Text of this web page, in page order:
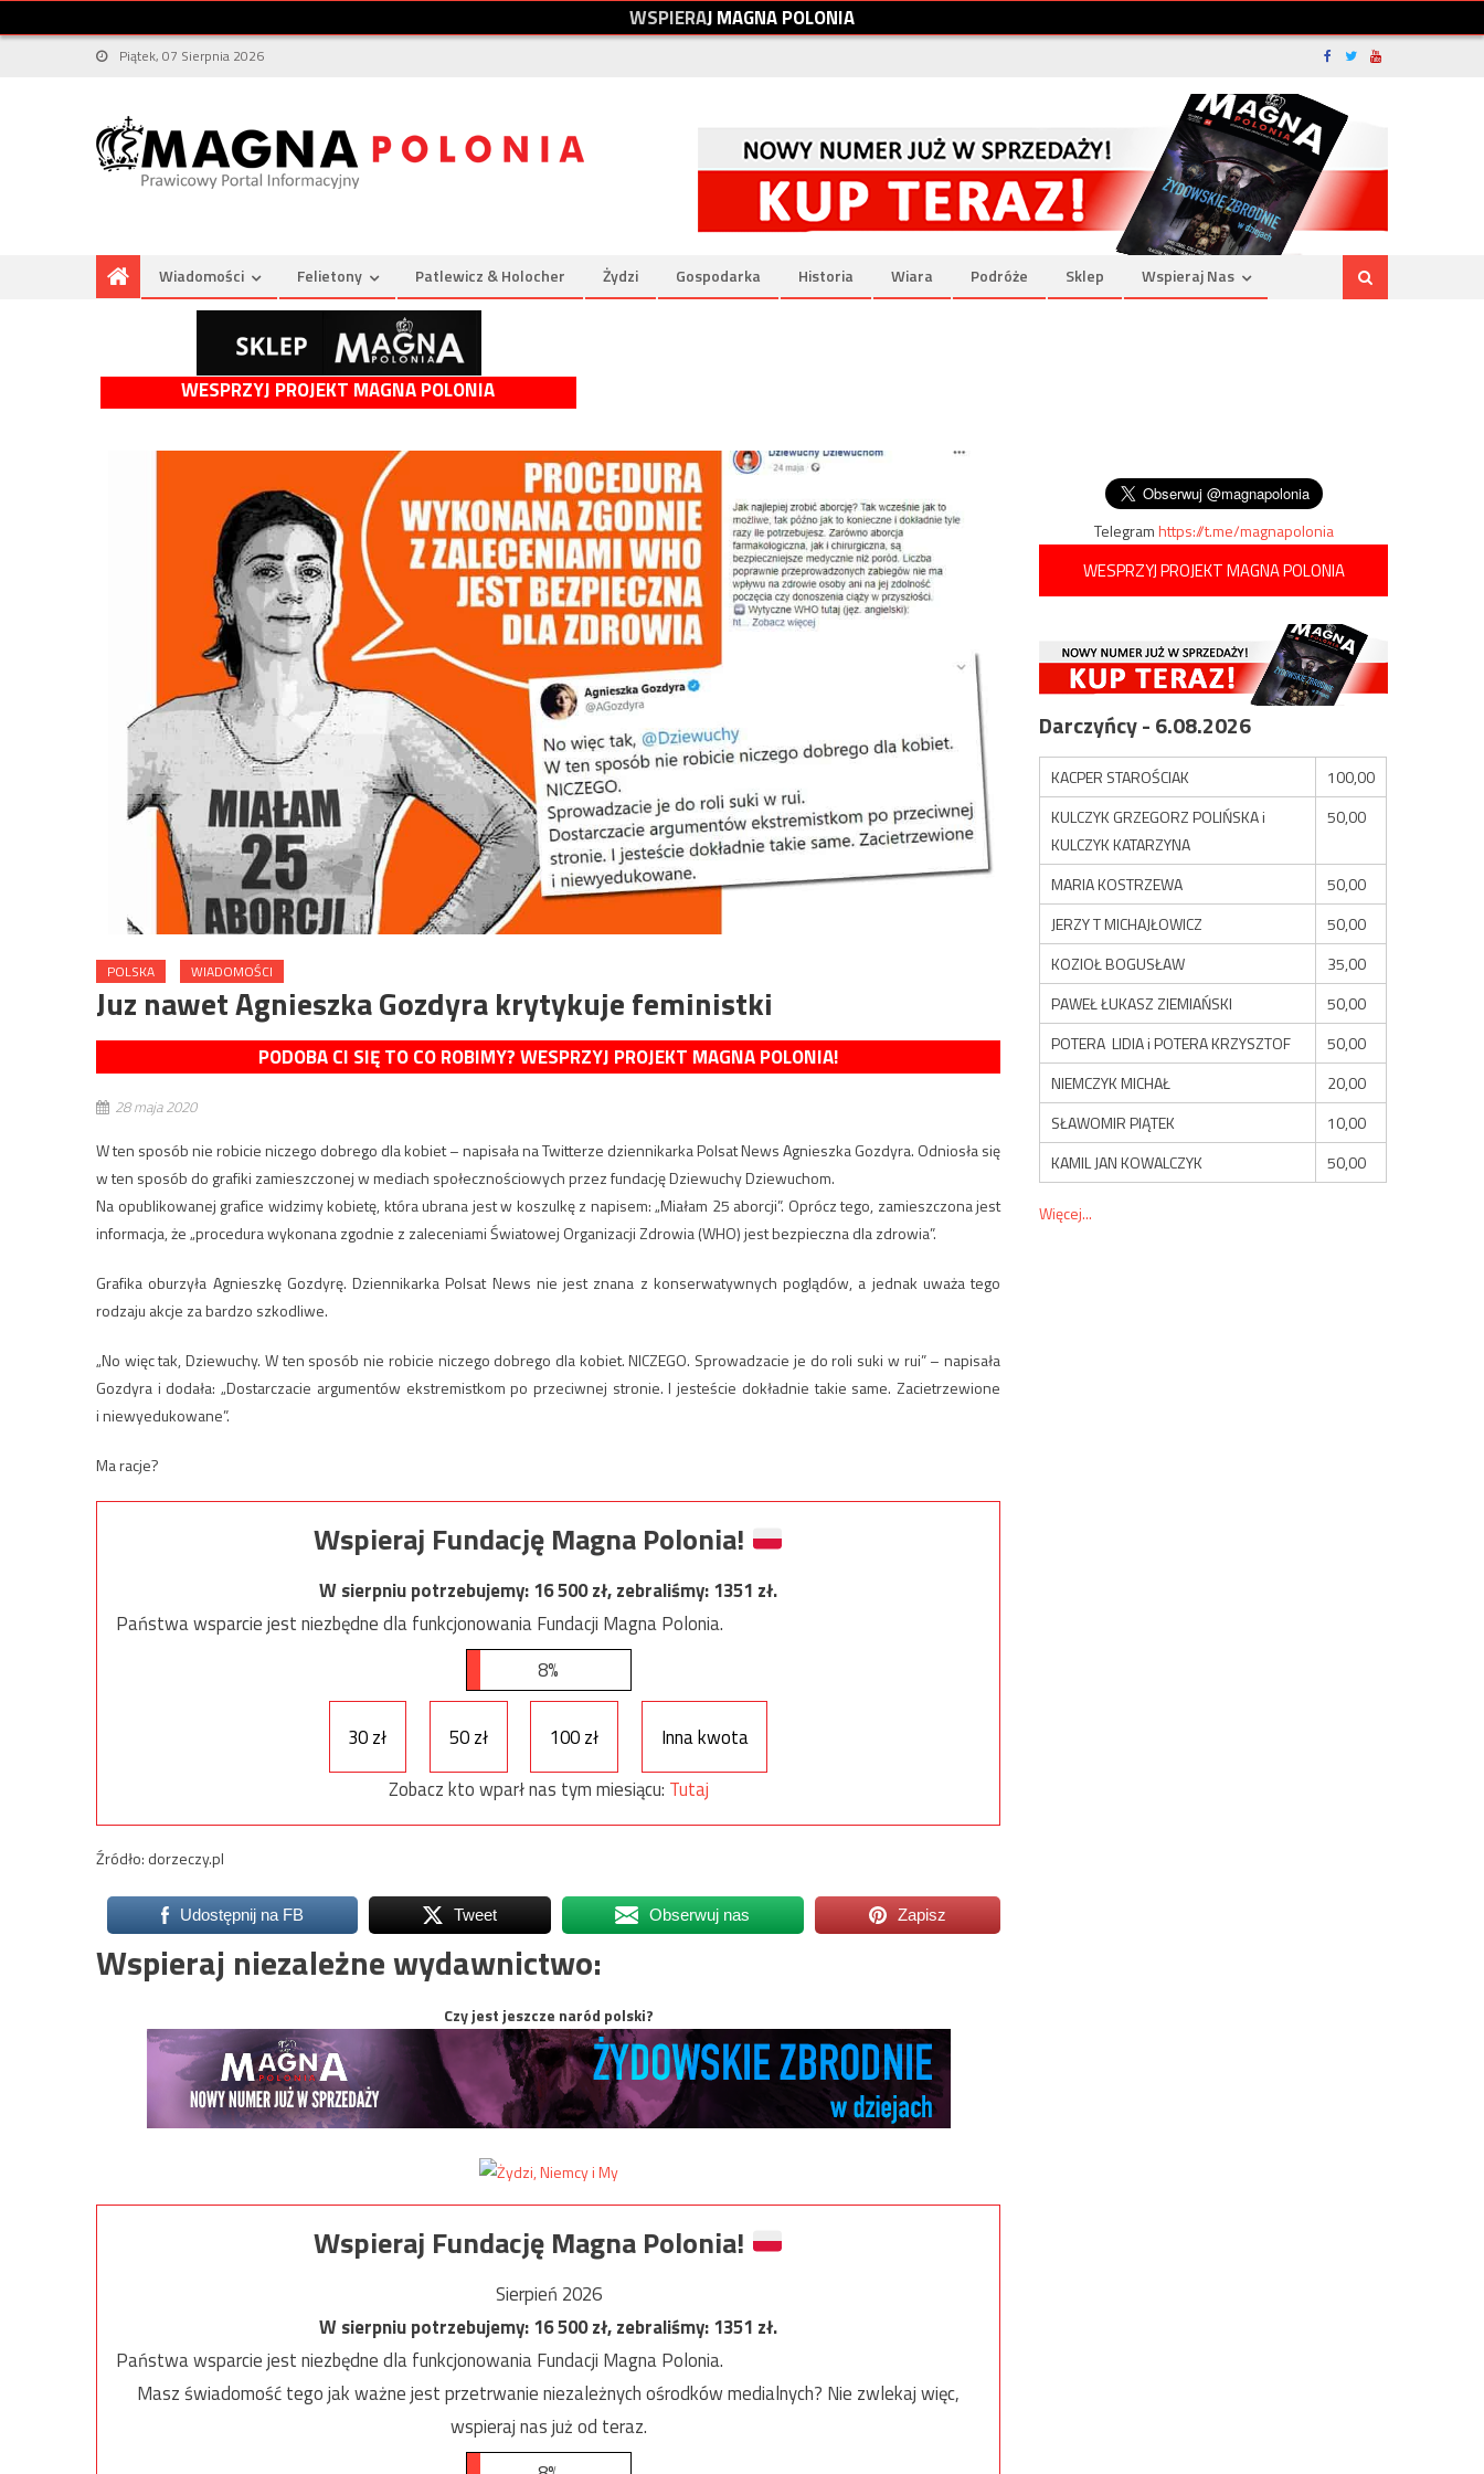
WSPIERAJMAGNAPOLONIA
Piątek, 07 Sierpnia 2026
Wiadomości Felietony Patlewicz & Holocher Żydzi Gospodarka Historia Wiara Podróże Sklep Wspieraj Nas
WESPRZYJ PROJEKT MAGNA POLONIA
POLSKA WIADOMOŚCI
Juz nawet Agnieszka Gozdyra krytykuje feministki
PODOBA CI SIĘ TO CO ROBIMY? WESPRZYJ PROJEKT MAGNA POLONIA!
28 maja 2020
W ten sposób nie robicie niczego dobrego dla kobiet – napisała na Twitterze dziennikarka Polsat News Agnieszka Gozdyra. Odniosła się
w ten sposób do grafiki zamieszczonej w mediach społecznościowych przez fundację Dziewuchy Dziewuchom.
Na opublikowanej grafice widzimy kobietę, która ubrana jest w koszulkę z napisem: „Miałam 25 aborcji”. Oprócz tego, zamieszczona jest
informacja, że „procedura wykonana zgodnie z zaleceniami Światowej Organizacji Zdrowia (WHO) jest bezpieczna dla zdrowia”.
Grafika oburzyła Agnieszkę Gozdyrę. Dziennikarka Polsat News nie jest znana z konserwatywnych poglądów, a jednak uważa tego
rodzaju akcje za bardzo szkodliwe.
„No więc tak, Dziewuchy. W ten sposób nie robicie niczego dobrego dla kobiet. NICZEGO. Sprowadzacie je do roli suki w rui” – napisała
Gozdyra i dodała: „Dostarczacie argumentów ekstremistkom po przeciwnej stronie. I jesteście dokładnie takie same. Zacietrzewione
i niewyedukowane”.
Ma racje?
Wspieraj Fundację Magna Polonia!
W sierpniu potrzebujemy:16 500zł, zebraliśmy:1351 zł.
Państwa wsparcie jest niezbędne dla funkcjonowania Fundacji Magna Polonia.
8%
30 zł 50 zł 100 zł
Inna kwota
Zobacz kto wparł nas tym miesiącu: Tutaj
Źródło: dorzeczy.pl
Udostępnij na FB Tweet Obserwuj nas Zapisz
Wspieraj niezależne wydawnictwo:
Czy jest jeszcze naród polski?
Wspieraj Fundację Magna Polonia!
Sierpień 2026
W sierpniu potrzebujemy:16 500zł, zebraliśmy:1351 zł.
Państwa wsparcie jest niezbędne dla funkcjonowania Fundacji Magna Polonia.
Masz świadomość tego jak ważne jest przetrwanie niezależnych ośrodków medialnych? Nie zwlekaj więc,
wspieraj nas już od teraz.
Telegramhttps://t.me/magnapolonia
WESPRZYJ PROJEKT MAGNA POLONIA
Darczyńcy - 6.08.2026
KACPER STAROŚCIAK
100,00
KULCZYK GRZEGORZ POLIŃSKA i
KULCZYK KATARZYNA
50,00
MARIA KOSTRZEWA
50,00
JERZY T MICHAJŁOWICZ
50,00
KOZIOŁ BOGUSŁAW
35,00
PAWEŁ ŁUKASZ ZIEMIAŃSKI
50,00
POTERA LIDIA i POTERA KRZYSZTOF
50,00
NIEMCZYK MICHAŁ
20,00
SŁAWOMIR PIĄTEK
10,00
KAMIL JAN KOWALCZYK
50,00
Więcej...